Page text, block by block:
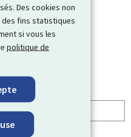
Des cookies non
fins statistiques
si vous les
politique de
? *
?